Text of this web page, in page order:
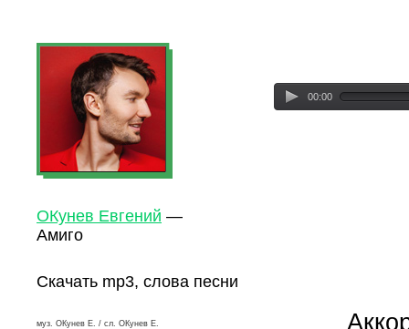
ОКунев Евгений —
Амиго
00:00
Скачать mp3, слова песни
муз. ОКунев Е. / сл. ОКунев Е.